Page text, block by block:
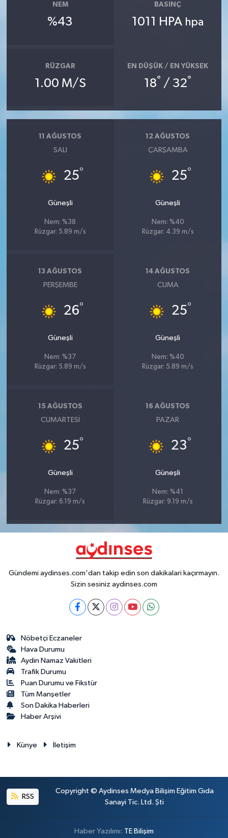
NEM
%43
BASINÇ
1011 HPA hpa
RÜZGAR
1.00 M/S
EN DÜŞÜK / EN YÜKSEK
18° / 32°
11 AĞUSTOS
SALI
25°
Güneşli
Nem: %38
Rüzgar: 5.89 m/s
12 AĞUSTOS
ÇARŞAMBA
25°
Güneşli
Nem: %40
Rüzgar: 4.39 m/s
13 AĞUSTOS
PERŞEMBE
26°
Güneşli
Nem: %37
Rüzgar: 5.89 m/s
14 AĞUSTOS
CUMA
25°
Güneşli
Nem: %40
Rüzgar: 5.89 m/s
15 AĞUSTOS
CUMARTESI
25°
Güneşli
Nem: %37
Rüzgar: 6.19 m/s
16 AĞUSTOS
PAZAR
23°
Güneşli
Nem: %41
Rüzgar: 9.19 m/s
Gündemi aydinses.com'dan takip edin son dakikalari kaçırmayın.
Sizin sesiniz aydinses.com
Nöbetçi Eczaneler
Hava Durumu
Aydin Namaz Vakitleri
Trafik Durumu
Puan Durumu ve Fikstür
Tüm Manşetler
Son Dakika Haberleri
Haber Arşivi
Künye İletişim
RSS
Copyright © Aydinses Medya Bilişim Eğitim Gıda
Sanayi Tic. Ltd. Şti
Haber Yazılımı: TE Bilişim